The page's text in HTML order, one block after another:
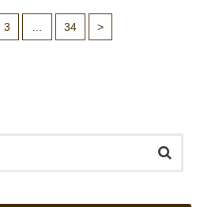
3 … 34 >